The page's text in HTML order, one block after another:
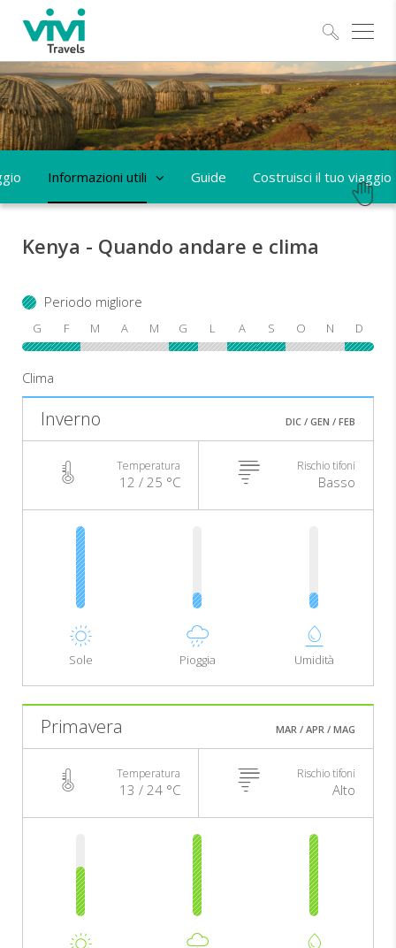
Informazioni utili Guide Costruisci il tuo viaggio
Kenya - Quando andare e clima
Periodo migliore
G F M A M G L A S O N D
Clima
Inverno DIC / GEN / FEB
Temperatura
12 / 25 °C
Rischio tifoni
Basso
Sole Pioggia Umidità
Primavera MAR / APR / MAG
Temperatura
13 / 24 °C
Rischio tifoni
Alto